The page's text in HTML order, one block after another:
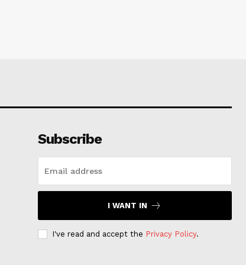
Subscribe
I WANT IN
I've read and accept the Privacy Policy.